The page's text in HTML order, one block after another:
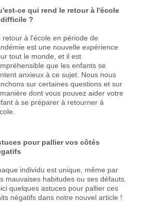
ce qui rend le retour à l'école
?
retour à l'école en période de
est une nouvelle expérience
tout le monde, et il est
que les enfants se
anxieux à ce sujet. Nous nous
sur certaines questions et sur
dont vous pouvez aider votre
à se préparer à retourner à
pour pallier vos côtés
individu est unique, même par
mauvaises habitudes ou ses défauts.
quelques astuces pour pallier ces
négatifs dans notre nouvel article !